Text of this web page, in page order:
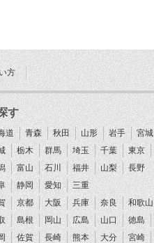
方
す
道 青森 秋田 山形 岩手 宮城
栃木 群馬 埼玉 千葉 東京
富山 石川 福井 山梨
長野
静岡 愛知
三重
京都 大阪 兵庫 奈良
和歌山
島根 岡山 広島 山口 徳島
佐賀 長崎 熊本 大分 宮崎